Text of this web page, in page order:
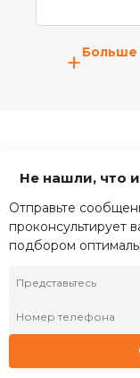
+Больше
Не нашли, что
Отправьте
проконсультирует
подбором